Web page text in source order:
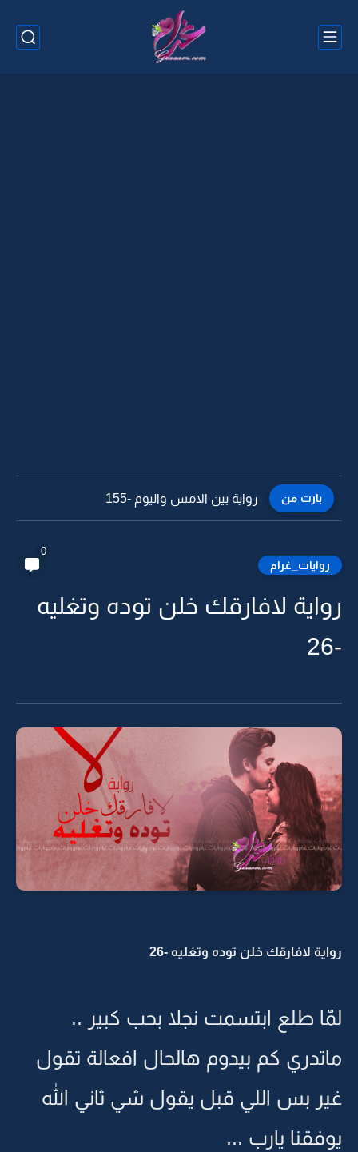
بارت من رواية بين الامس واليوم -154
روايات_غرام
0
رواية لافارقك خلن توده وتغليه
-26
رواية لافارقك خلن توده وتغليه -26
لمّا طلع ابتسمت نجلا بحب كبير ..
ماتدري كم بيدوم هالحال افعالة تقول
غير بس اللي قبل يقول شي ثاني الله
يوفقنا يارب ...